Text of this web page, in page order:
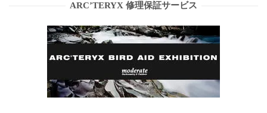
ARC’TERYX 修理保証サービス